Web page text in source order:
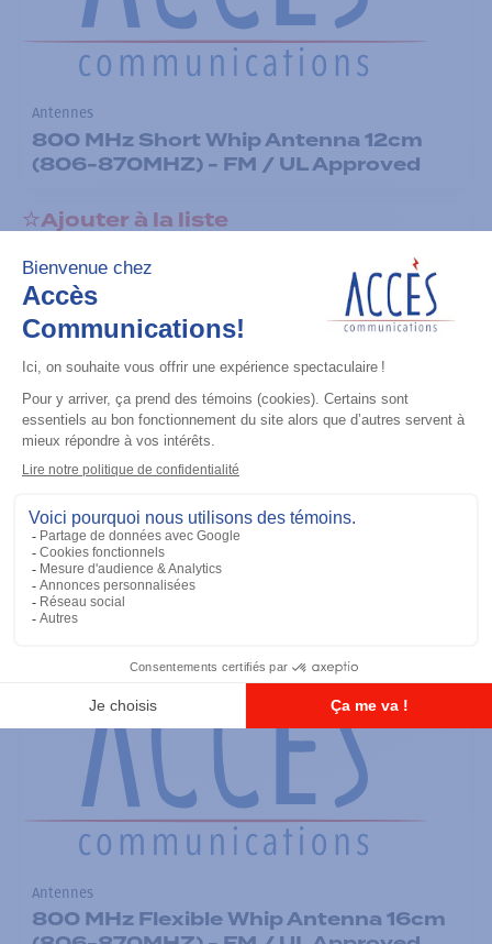
Antennes
800 MHz Short Whip Antenna 12cm
(806-870MHZ) - FM / UL Approved
Ajouter à la liste
900 MHz Short Whip Antenna 11cm
(896-941MHZ) - FM / UL Approved
Ajouter à la liste
Antennes
800 MHz Flexible Whip Antenna 16cm